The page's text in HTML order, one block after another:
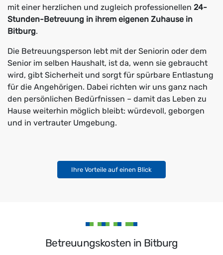
mit einer herzlichen und zugleich professionellen 24-
Stunden-Betreuung in ihrem eigenen Zuhause in
Bitburg.
Die Betreuungsperson lebt mit der Seniorin oder dem
Senior im selben Haushalt, ist da, wenn sie gebraucht
wird, gibt Sicherheit und sorgt für spürbare Entlastung
für die Angehörigen. Dabei richten wir uns ganz nach
den persönlichen Bedürfnissen – damit das Leben zu
Hause weiterhin möglich bleibt: würdevoll, geborgen
und in vertrauter Umgebung.
Ihre Vorteile auf einen Blick
Betreuungskosten in Bitburg